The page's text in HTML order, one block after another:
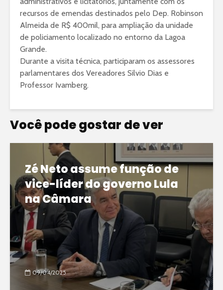
recursos de emendas destinados pelo Dep. Robinson
Almeida de R$ 400mil, para ampliação da unidade
de policiamento localizado no entorno da Lagoa
Grande.
Durante a visita técnica, participaram os assessores
parlamentares dos Vereadores Silvio Dias e
Professor Ivamberg.
Você pode gostar de ver
Zé Neto assume função de
vice-líder do governo Lula
na Câmara
09/04/2025